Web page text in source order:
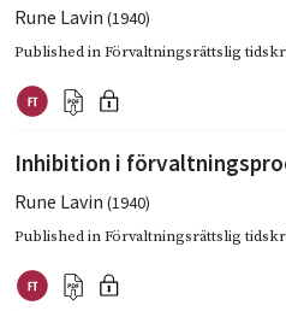
Rune Lavin (1940)
Published inFörvaltningsrättslig
Inhibition i
Rune Lavin (1940)
Published inFörvaltningsrättslig